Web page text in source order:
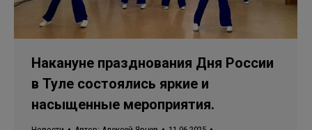
Накануне празднования Дня России
в Туле состоялись яркие и
насыщенные мероприятия.